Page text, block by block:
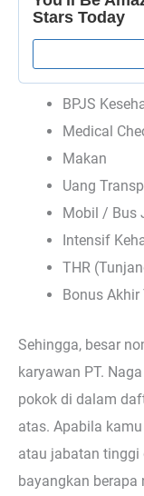
BPJS
Medical
Makan
Uang
Mobil / Bus
Intensif
THR
Bonus Akhir
Sehingga, besar
karyawan PT.
pokok di dalam
atas. Apabila
atau jabatan tinggi
bayangkan